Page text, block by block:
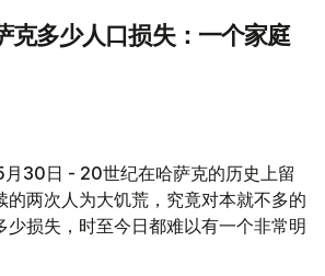
克多少人口损失：一个家庭
30日 - 20世纪在哈萨克的历史上留
的两次人为大饥荒，究竟对本就不多的
少损失，时至今日都难以有一个非常明